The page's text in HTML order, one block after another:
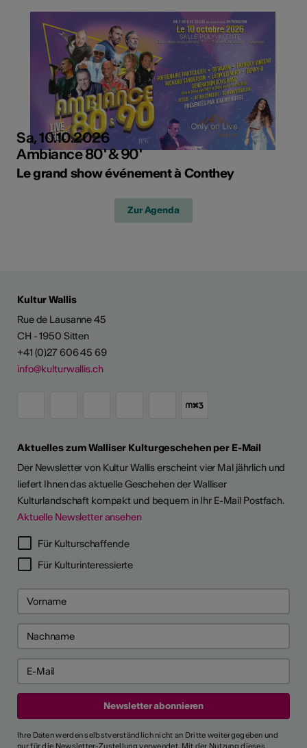
Sa, 10.10.2026
Ambiance 80' & 90'
Le grand show événement à Conthey
Zur Agenda
Kultur Wallis
Rue de Lausanne 45
CH - 1950 Sitten
+41 (0)27 606 45 69
info@kulturwallis.ch
Aktuelles zum Walliser Kulturgeschehen per E-Mail
Der Newsletter von Kultur Wallis erscheint vier Mal jährlich und
liefert Ihnen das aktuelle Geschehen der Walliser
Kulturlandschaft kompakt und bequem in Ihr E-Mail Postfach.
Aktuelle Newsletter ansehen
Für Kulturschaffende
Für Kulturinteressierte
Ihre Daten werden selbstverständlich nicht an Dritte weitergegeben und
nur für die Newsletter-Zustellung verwendet. Mit der Nutzung dieses